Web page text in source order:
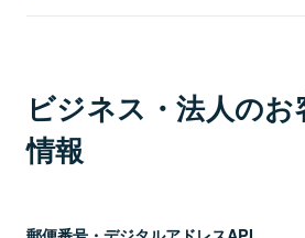
ビジネス・法人の
情報